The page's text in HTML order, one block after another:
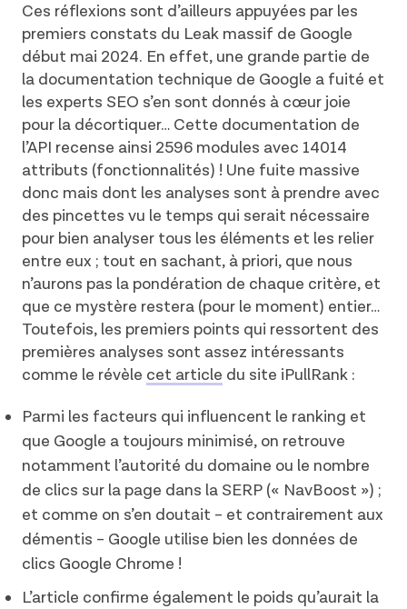
Ces réflexions sont d’ailleurs appuyées par les
premiers constats du Leak massif de Google
début mai 2024. En effet, une grande partie de
la documentation technique de Google a fuité et
les experts SEO s’en sont donnés à cœur joie
pour la décortiquer… Cette documentation de
l’API recense ainsi 2596 modules avec 14014
attributs (fonctionnalités) ! Une fuite massive
donc mais dont les analyses sont à prendre avec
des pincettes vu le temps qui serait nécessaire
pour bien analyser tous les éléments et les relier
entre eux ; tout en sachant, à priori, que nous
n’aurons pas la pondération de chaque critère, et
que ce mystère restera (pour le moment) entier…
Toutefois, les premiers points qui ressortent des
premières analyses sont assez intéressants
comme le révèle cet article du site iPullRank :
Parmi les facteurs qui influencent le ranking et
que Google a toujours minimisé, on retrouve
notamment l’autorité du domaine ou le nombre
de clics sur la page dans la SERP (« NavBoost ») ;
et comme on s’en doutait – et contrairement aux
démentis – Google utilise bien les données de
clics Google Chrome !
L’article confirme également le poids qu’aurait la